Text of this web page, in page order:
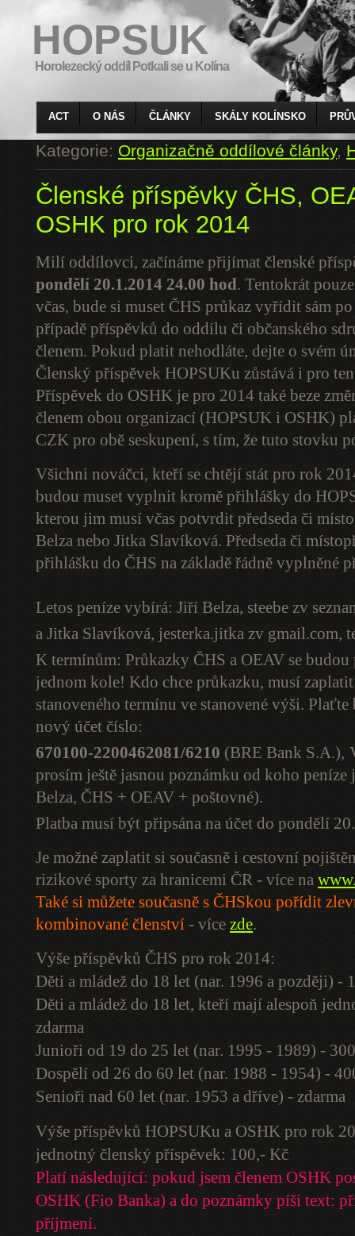
HOPSUK
Horolezecký oddíl Potkali se u Kolína
ACT O NÁS ČLÁNKY SKÁLY KOLÍNSKO
Kategorie:Organizačně oddílové články,
Členské příspěvky ČHS,
OSHK pro rok 2014
Milí oddílovci, začínáme přijímat členské
pondělí 20.1.201424.00 hod. Tentokrát
včas, bude si muset ČHS průkaz vyřídit sám
případě příspěvků do oddílu či občanského
členem. Pokud platit nehodláte, dejte o svém
Členský příspěvek HOPSUKu zůstává i pro
Příspěvek do OSHK je pro 2014 také beze
členem obou organizací (HOPSUK i OSHK)
CZK pro obě seskupení, s tím, že tuto stovku
Všichni nováčci, kteří se chtějí stát pro rok
budou muset vyplnit kromě přihlášky do
kterou jim musí včas potvrdit předseda či
Belza nebo Jitka Slavíková. Předseda či
přihlášku do ČHS na základě řádně vyplněné
Letos peníze vybírá: Jiří Belza, steebe zv
a Jitka Slavíková, jesterka.jitka zv gmail.com,
K termínům: Průkazky ČHS a OEAV se
jednom kole! Kdo chce průkazku, musí
stanoveného termínu ve stanovené výši.
nový účet číslo:
670100-2200462081/6210 (BRE Bank S.A.),
prosím ještě jasnou poznámku od koho
Belza, ČHS + OEAV + poštovné).
Platba musí být připsána na účet do pondělí
Je možné zaplatit si současně i cestovní
rizikové sporty za hranicemi ČR - více na
Také si můžete současně s ČHSkou pořídit
kombinované členství - více zde.
Výše příspěvků ČHS pro rok 2014:
Děti a mládež do 18 let (nar. 1996 a později) -
Děti a mládež do 18 let, kteří mají alespoň
zdarma
Junioři od 19 do 25 let (nar. 1995 - 1989) -
Dospělí od 26 do 60 let (nar. 1988 - 1954) -
Senioři nad 60 let (nar. 1953 a dříve) - zdarma
Výše příspěvků HOPSUKu a OSHK pro rok
jednotný členský příspěvek: 100,- Kč
Platí následující: pokud jsem členem OSHK
OSHK (Fio Banka) a do poznámky píši text:
příjmení.